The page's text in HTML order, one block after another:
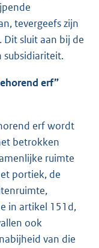
tevergeefs zijn
sluit aan bij de
erf”
erf wordt
betrokken
ruimte
portiek, de
in artikel 151d,
ook
van die